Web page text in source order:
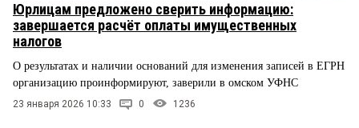
Юрлицам предложено сверить информацию:
завершается расчёт оплаты имущественных
налогов
О результатах и наличии оснований для изменения записей в ЕГРН
организацию проинформируют, заверили в омском УФНС
23 января 2026 10:33 0 1236